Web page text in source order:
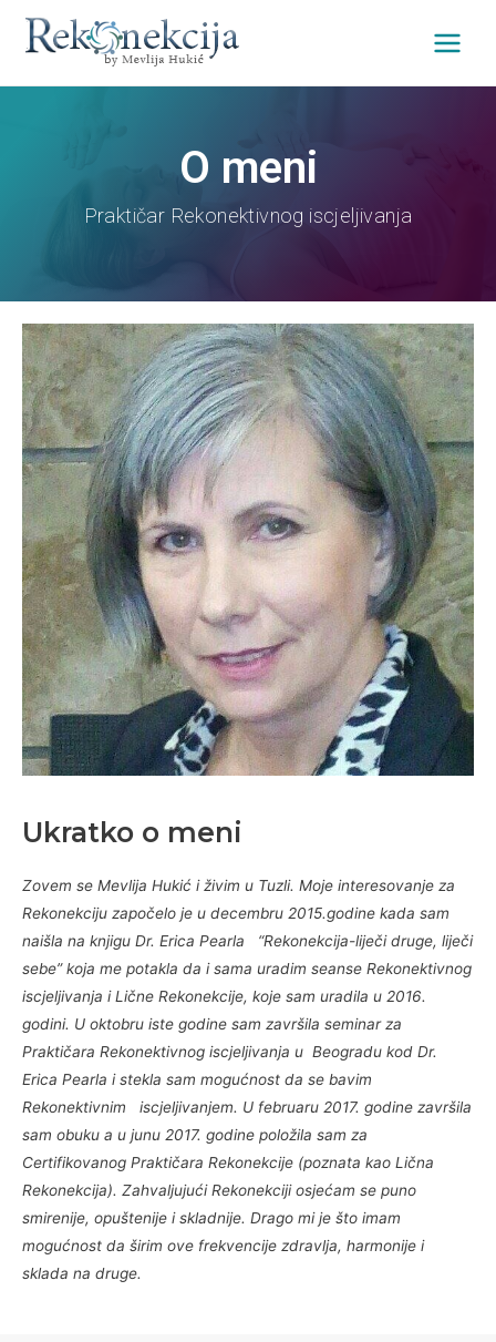
O meni
Praktičar Rekonektivnog iscjeljivanja
Ukratko o meni
Zovem se Mevlija Hukić i živim u Tuzli. Moje interesovanje za
Rekonekciju započelo je u decembru 2015.godine kada sam
naišla na knjigu Dr. Erica Pearla “Rekonekcija-liječi druge, liječi
sebe” koja me potakla da i sama uradim seanse Rekonektivnog
iscjeljivanja i Lične Rekonekcije, koje sam uradila u 2016.
godini. U oktobru iste godine sam završila seminar za
Praktičara Rekonektivnog iscjeljivanja u Beogradu kod Dr.
Erica Pearla i stekla sam mogućnost da se bavim
Rekonektivnim iscjeljivanjem. U februaru 2017. godine završila
sam obuku a u junu 2017. godine položila sam za
Certifikovanog Praktičara Rekonekcije (poznata kao Lična
Rekonekcija). Zahvaljujući Rekonekciji osjećam se puno
smirenije, opuštenije i skladnije. Drago mi je što imam
mogućnost da širim ove frekvencije zdravlja, harmonije i
sklada na druge.